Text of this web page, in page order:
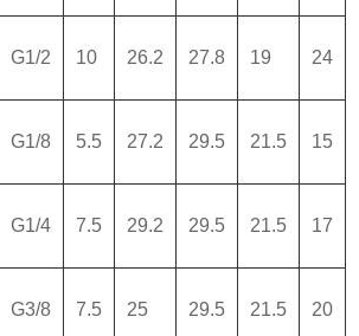
G1/2 10 26.2 27.8 19 24
G1/8 5.5 27.2 29.5 21.5 15
G1/4 7.5 29.2 29.5 21.5 17
G3/8 7.5 25 29.5 21.5 20